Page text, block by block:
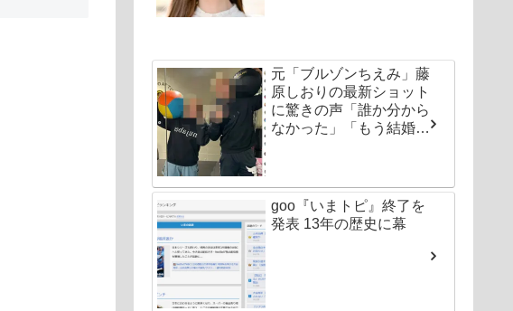
元「ブルゾンちえみ」藤
原しおりの最新ショット
に驚きの声「誰か分から
なかった」「もう結婚し
goo『いまトピ』終了を
発表 13年の歴史に幕